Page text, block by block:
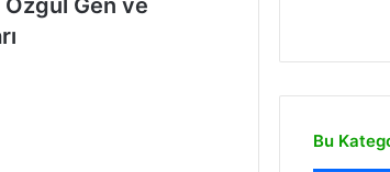
Gen ve
Bu